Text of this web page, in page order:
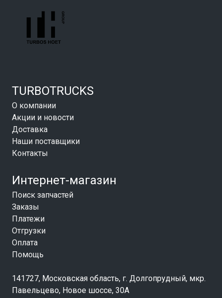
TURBOTRUCKS
О компании
Акции и новости
Доставка
Наши поставщики
Контакты
Интернет-магазин
Поиск запчастей
Заказы
Платежи
Отгрузки
Оплата
Помощь
141727, Московская область, г. Долгопрудный, мкр.
Павельцево, Новое шоссе, 30А